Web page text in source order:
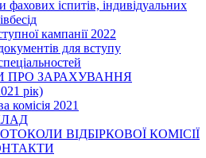
фахових іспитів, індивідуальних
кампанії 2022
для вступу
ПРО ЗАРАХУВАННЯ
рік)
комісія 2021
ВІДБІРКОВОЇ КОМІСІЇ